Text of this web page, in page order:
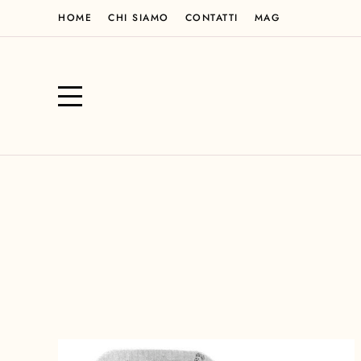
HOME CHI SIAMO CONTATTI MAG